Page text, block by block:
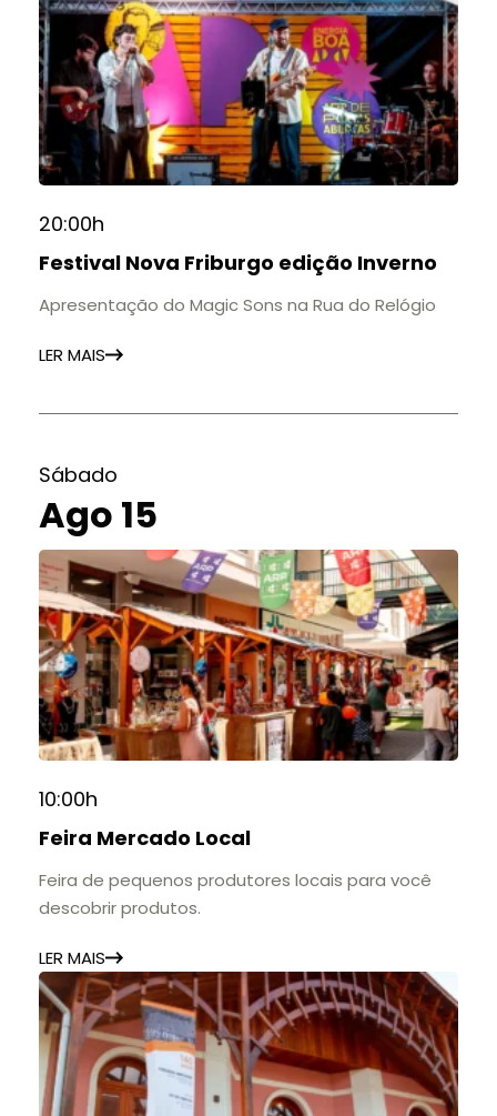
20:00h
Festival Nova Friburgo edição Inverno
Apresentação do Magic Sons na Rua do Relógio
LER MAIS
Sábado
Ago 15
10:00h
Feira Mercado Local
Feira de pequenos produtores locais para você
descobrir produtos.
LER MAIS